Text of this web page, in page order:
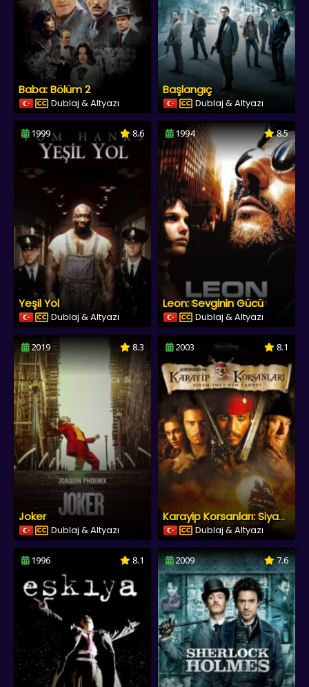
Baba: Bölüm 2
Dublaj & Altyazı
Başlangıç
Dublaj & Altyazı
1999 8.6
Yeşil Yol
Dublaj & Altyazı
1994 8.5
Leon: Sevginin Gücü
Dublaj & Altyazı
2019 8.3
Joker
Dublaj & Altyazı
2003 8.1
Karayip Korsanları: Siyah İnci’nin Laneti
Dublaj & Altyazı
1996 8.1 2009 7.6